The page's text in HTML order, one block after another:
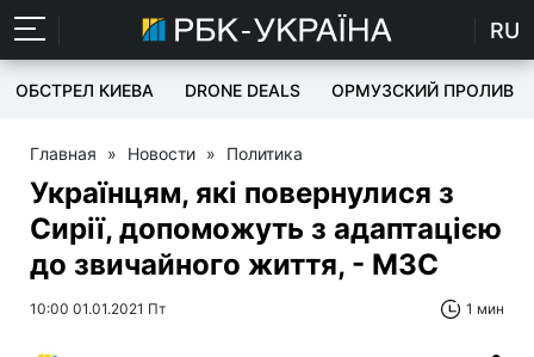
RU
ОБСТРЕЛ КИЕВА DRONE DEALS ОРМУЗСКИЙ ПРОЛИВ
Главная » Новости » Политика
Українцям, які повернулися з
Сирії, допоможуть з адаптацією
до звичайного життя, - МЗС
10:00 01.01.2021 Пт 1 мин